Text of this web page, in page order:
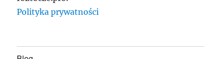
Polityka prywatności